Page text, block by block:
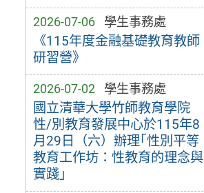
2026-07-06 學生事務處
《115年度金融基礎教育教師
研習營》
2026-07-02 學生事務處
國立清華大學竹師教育學院
性/別教育發展中心於115年8
月29日（六）辦理｢性別平等
教育工作坊：性教育的理念與
實踐｣